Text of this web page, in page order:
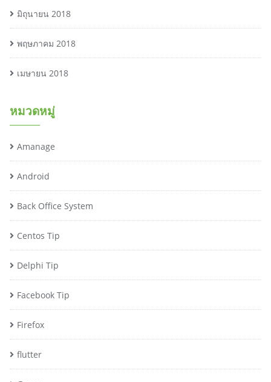
มิถุนายน 2018
พฤษภาคม 2018
เมษายน 2018
หมวดหมู่
Amanage
Android
Back Office System
Centos Tip
Delphi Tip
Facebook Tip
Firefox
flutter